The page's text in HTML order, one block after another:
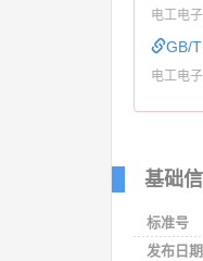
电工电
GB/
电工电
基础
标准号
发布日期